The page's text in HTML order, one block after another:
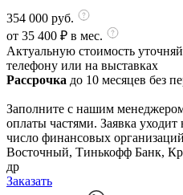
354 000 руб.
от 35 400 ₽ в мес.
Актуальную стоимость
телефону или на выставках
Рассрочка до 10 месяцев без
Заполните с нашим
оплаты частями. Заявка
число финансовых
Восточный, Тинькофф Банк,
др
Заказать